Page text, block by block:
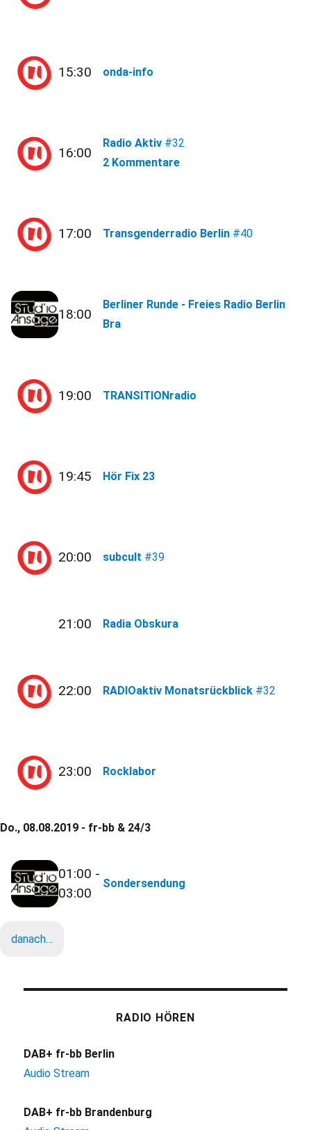
15:30 onda-info
16:00
Radio Aktiv #32
2 Kommentare
17:00 Transgenderradio Berlin #40
18:00
Berliner Runde - Freies Radio Berlin
Bra
19:00 TRANSITIONradio
19:45 Hör Fix 23
20:00 subcult #39
21:00 Radia Obskura
22:00 RADIOaktiv Monatsrückblick #32
23:00 Rocklabor
Do., 08.08.2019 - fr-bb & 24/3
01:00 -
03:00
Sondersendung
danach…
RADIO HÖREN
DAB+ fr-bb Berlin
Audio Stream
DAB+ fr-bb Brandenburg